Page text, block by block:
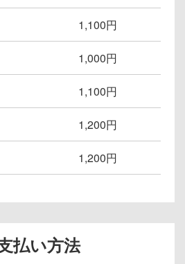
1,100円
1,000円
1,100円
1,200円
1,200円
払い方法